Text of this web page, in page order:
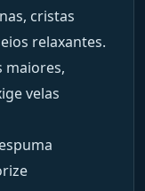
cristas
relaxantes.
maiores,
velas